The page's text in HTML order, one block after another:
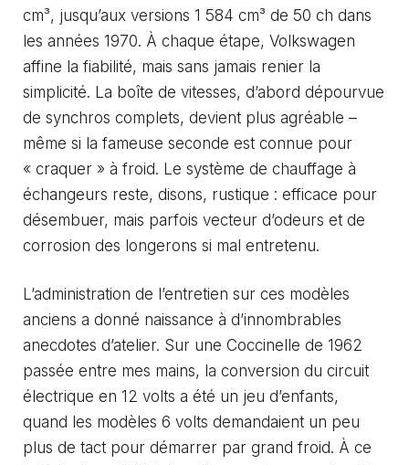
cm³, jusqu’aux versions 1 584 cm³ de 50 ch dans
les années 1970. À chaque étape, Volkswagen
affine la fiabilité, mais sans jamais renier la
simplicité. La boîte de vitesses, d’abord dépourvue
de synchros complets, devient plus agréable –
même si la fameuse seconde est connue pour
« craquer » à froid. Le système de chauffage à
échangeurs reste, disons, rustique : efficace pour
désembuer, mais parfois vecteur d’odeurs et de
corrosion des longerons si mal entretenu.
L’administration de l’entretien sur ces modèles
anciens a donné naissance à d’innombrables
anecdotes d’atelier. Sur une Coccinelle de 1962
passée entre mes mains, la conversion du circuit
électrique en 12 volts a été un jeu d’enfants,
quand les modèles 6 volts demandaient un peu
plus de tact pour démarrer par grand froid. À ce